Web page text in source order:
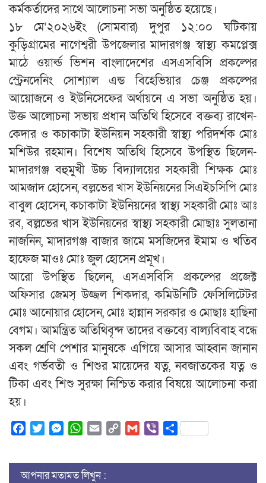
কর্মকর্তাদের সাথে আলোচনা সভা অনুষ্ঠিত হয়েছে।
১৮ মে’২০২৬ইং (সোমবার) দুপুর ১২:০০ ঘটিকায়
কুড়িগ্রামের নাগেশ্বরী উপজেলার মাদারগঞ্জ স্বাস্থ্য কমপ্লেক্স
মাঠে ওয়ার্ল্ড ভিশন বাংলাদেশের এসএসবিসি প্রকল্পের
স্ট্রেনদেনিং সোশ্যাল এন্ড বিহেভিয়ার চেঞ্জ প্রকল্পের
আয়োজনে ও ইউনিসেফের অর্থায়নে এ সভা অনুষ্ঠিত হয়।
উক্ত আলোচনা সভায় প্রধান অতিথি হিসেবে বক্তব্য রাখেন-
কেদার ও কচাকাটা ইউনিয়ন সহকারী স্বাস্থ্য পরিদর্শক মোঃ
মশিউর রহমান। বিশেষ অতিথি হিসেবে উপস্থিত ছিলেন-
মাদারগঞ্জ বহুমুখী উচ্চ বিদ্যালয়ের সহকারী শিক্ষক মোঃ
আমজাদ হোসেন, বল্লভের খাস ইউনিয়নের সিএইচসিপি মোঃ
বাবুল হোসেন, কচাকাটা ইউনিয়নের স্বাস্থ্য সহকারী মোঃ আঃ
রব, বল্লভের খাস ইউনিয়নের স্বাস্থ্য সহকারী মোছাঃ সুলতানা
নাজনিন, মাদারগঞ্জ বাজার জামে মসজিদের ইমাম ও খতিব
হাফেজ মাওঃ মোঃ জুল হোসেন প্রমূখ।
আরো উপস্থিত ছিলেন, এসএসবিসি প্রকল্পের প্রজেক্ট
অফিসার জেমস্ উজ্জল শিকদার, কমিউনিটি ফেসিলিটেটর
মোঃ আনোয়ার হোসেন, মোঃ হান্নান সরকার ও মোছাঃ হাছিনা
বেগম। আমন্ত্রিত অতিথিবৃন্দ তাদের বক্তব্যে বাল্যবিবাহ বন্ধে
সকল শ্রেণি পেশার মানুষকে এগিয়ে আসার আহ্বান জানান
এবং গর্ভবতী ও শিশুর মায়েদের যত্ন, নবজাতকের যত্ন ও
টিকা এবং শিশু সুরক্ষা নিশ্চিত করার বিষয়ে আলোচনা করা
হয়।
FacebookTwitterMessenger
WhatsApp
Email Copy
Gmail ViberShare
আপনার মতামত লিখুন :